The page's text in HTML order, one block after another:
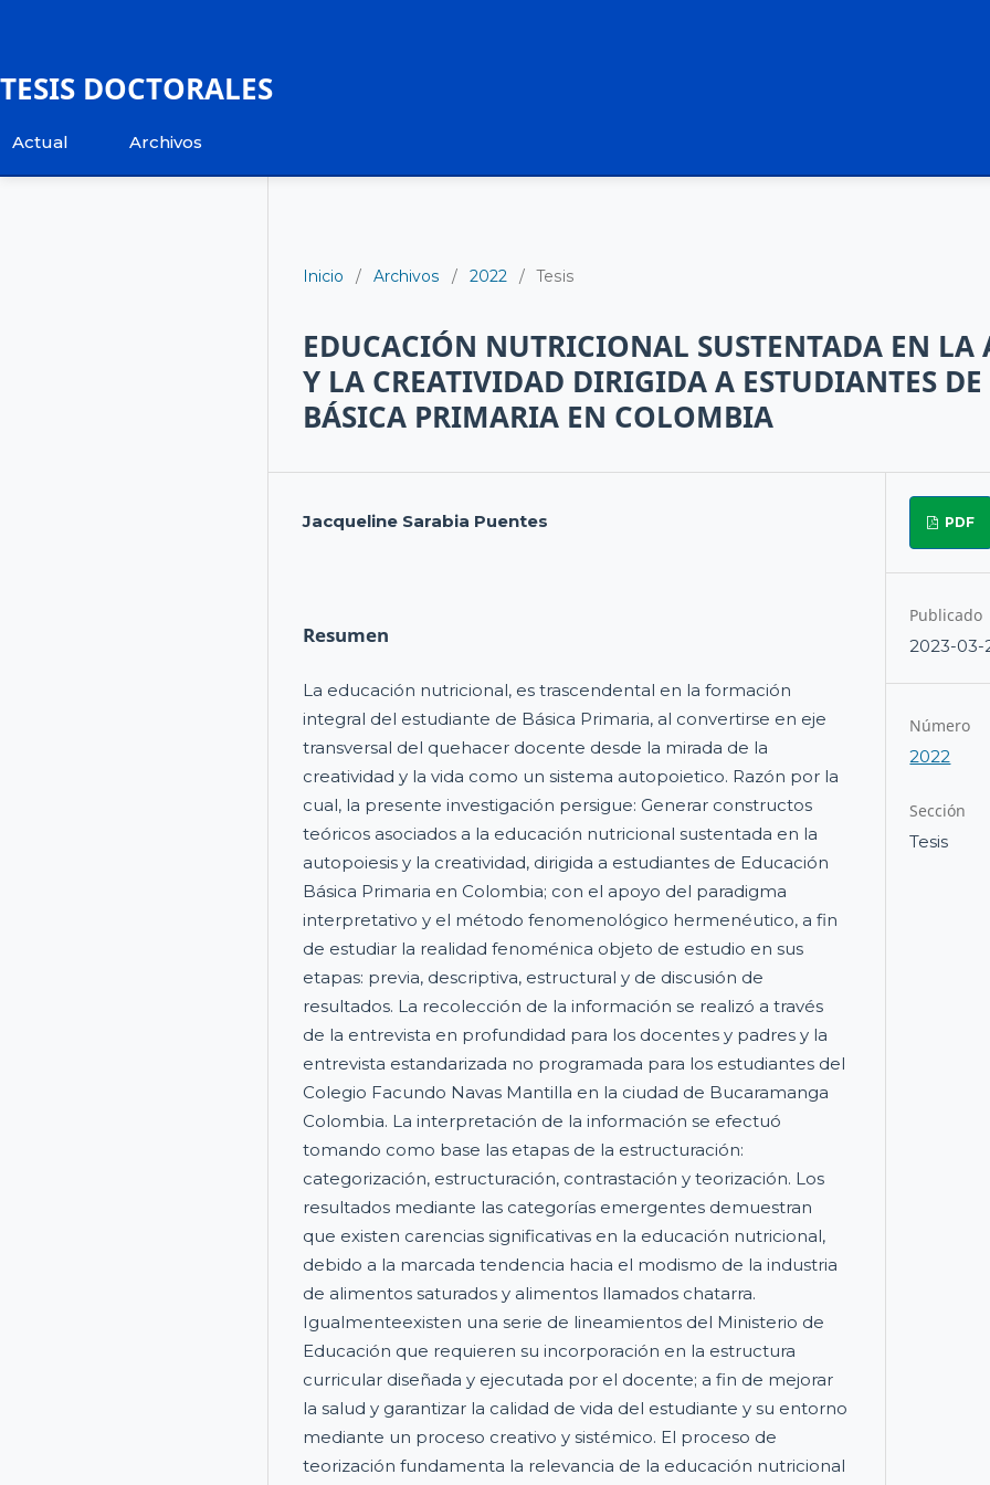
TESIS DOCTORALES
Actual Archivos
Inicio / Archivos / 2022 / Tesis
EDUCACIÓN NUTRICIONAL SUSTENTADA EN LA
Y LA CREATIVIDAD DIRIGIDA A ESTUDIANTES
BÁSICA PRIMARIA EN COLOMBIA
Jacqueline Sarabia Puentes
Resumen
La educación nutricional, es trascendental en la formación
integral del estudiante de Básica Primaria, al convertirse en eje
transversal del quehacer docente desde la mirada de la
creatividad y la vida como un sistema autopoietico. Razón por la
cual, la presente investigación persigue: Generar constructos
teóricos asociados a la educación nutricional sustentada en la
autopoiesis y la creatividad, dirigida a estudiantes de Educación
Básica Primaria en Colombia; con el apoyo del paradigma
interpretativo y el método fenomenológico hermenéutico, a fin
de estudiar la realidad fenoménica objeto de estudio en sus
etapas: previa, descriptiva, estructural y de discusión de
resultados. La recolección de la información se realizó a través
de la entrevista en profundidad para los docentes y padres y la
entrevista estandarizada no programada para los estudiantes del
Colegio Facundo Navas Mantilla en la ciudad de Bucaramanga
Colombia. La interpretación de la información se efectuó
tomando como base las etapas de la estructuración:
categorización, estructuración, contrastación y teorización. Los
resultados mediante las categorías emergentes demuestran
que existen carencias significativas en la educación nutricional,
debido a la marcada tendencia hacia el modismo de la industria
de alimentos saturados y alimentos llamados chatarra.
Igualmenteexisten una serie de lineamientos del Ministerio de
Educación que requieren su incorporación en la estructura
curricular diseñada y ejecutada por el docente; a fin de mejorar
la salud y garantizar la calidad de vida del estudiante y su entorno
mediante un proceso creativo y sistémico. El proceso de
teorización fundamenta la relevancia de la educación nutricional
PDF
Publicado
2023-03-
Número
2022
Sección
Tesis